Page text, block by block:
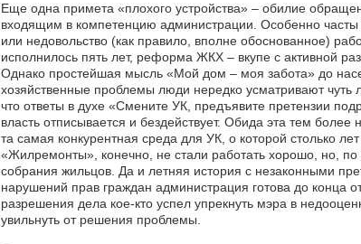
Еще одна примета «плохого устройства» – обилие
входящим в компетенцию администрации. Особенно
или недовольство (как правило, вполне обоснованное)
исполнилось пять лет, реформа ЖКХ – вкупе с активной
Однако простейшая мысль «Мой дом – моя забота» до
хозяйственные проблемы люди нередко усматривают чуть
что ответы в духе «Смените УК, предъявите претензии
власть отписывается и бездействует. Обида эта тем
та самая конкурентная среда для УК, о которой столько
«Жилремонты», конечно, не стали работать хорошо, но,
собрания жильцов. Да и летняя история с незаконными
нарушений прав граждан администрация готова до конца
разрешения дела кое-кто успел упрекнуть мэра в
увильнуть от решения проблемы.